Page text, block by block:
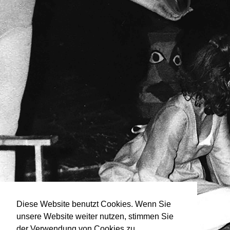
Diese Website benutzt Cookies. Wenn Sie
unsere Website weiter nutzen, stimmen Sie